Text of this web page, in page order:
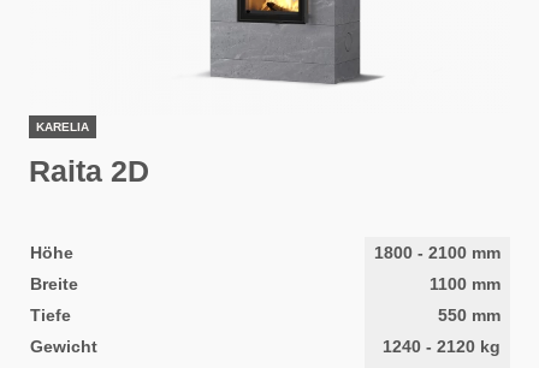
KARELIA
Raita 2D
Höhe 1800 - 2100 mm
Breite
1100 mm
Tiefe
550 mm
Gewicht
1240 - 2120 kg